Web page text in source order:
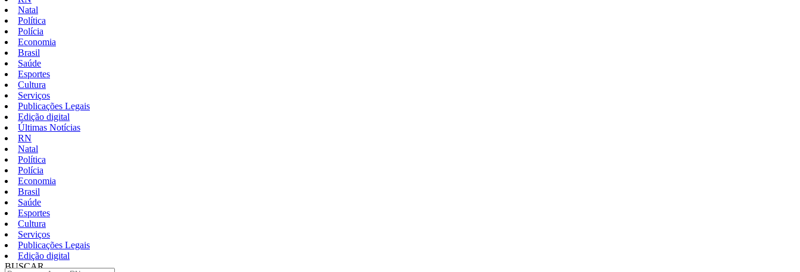
Natal
Política
Polícia
Economia
Brasil
Saúde
Esportes
Cultura
Serviços
Publicações Legais
Edição digital
Últimas Notícias
RN
Natal
Política
Polícia
Economia
Brasil
Saúde
Esportes
Cultura
Serviços
Publicações Legais
Edição digital
BUSCAR